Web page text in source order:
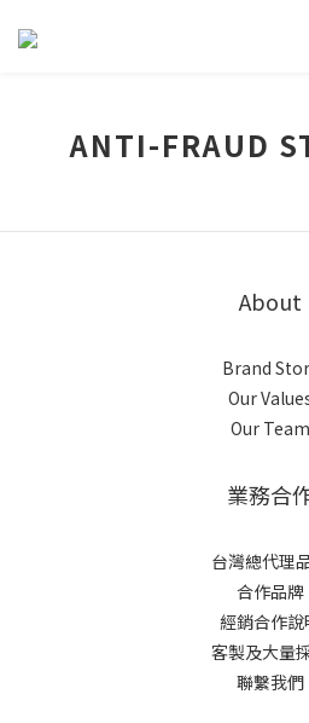
ANTI-FRAUD
About
Brand
Our
Our Team
業務合
台灣總代理
合作品牌
經銷合作說
客製及大量
聯繫我們